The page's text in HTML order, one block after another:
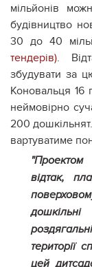
мільйонів
будівництво
30 до 40
тендерів).
збудувати за
Коновальця 16
неймовірно
200
вартуватиме
відтак,
території
цей